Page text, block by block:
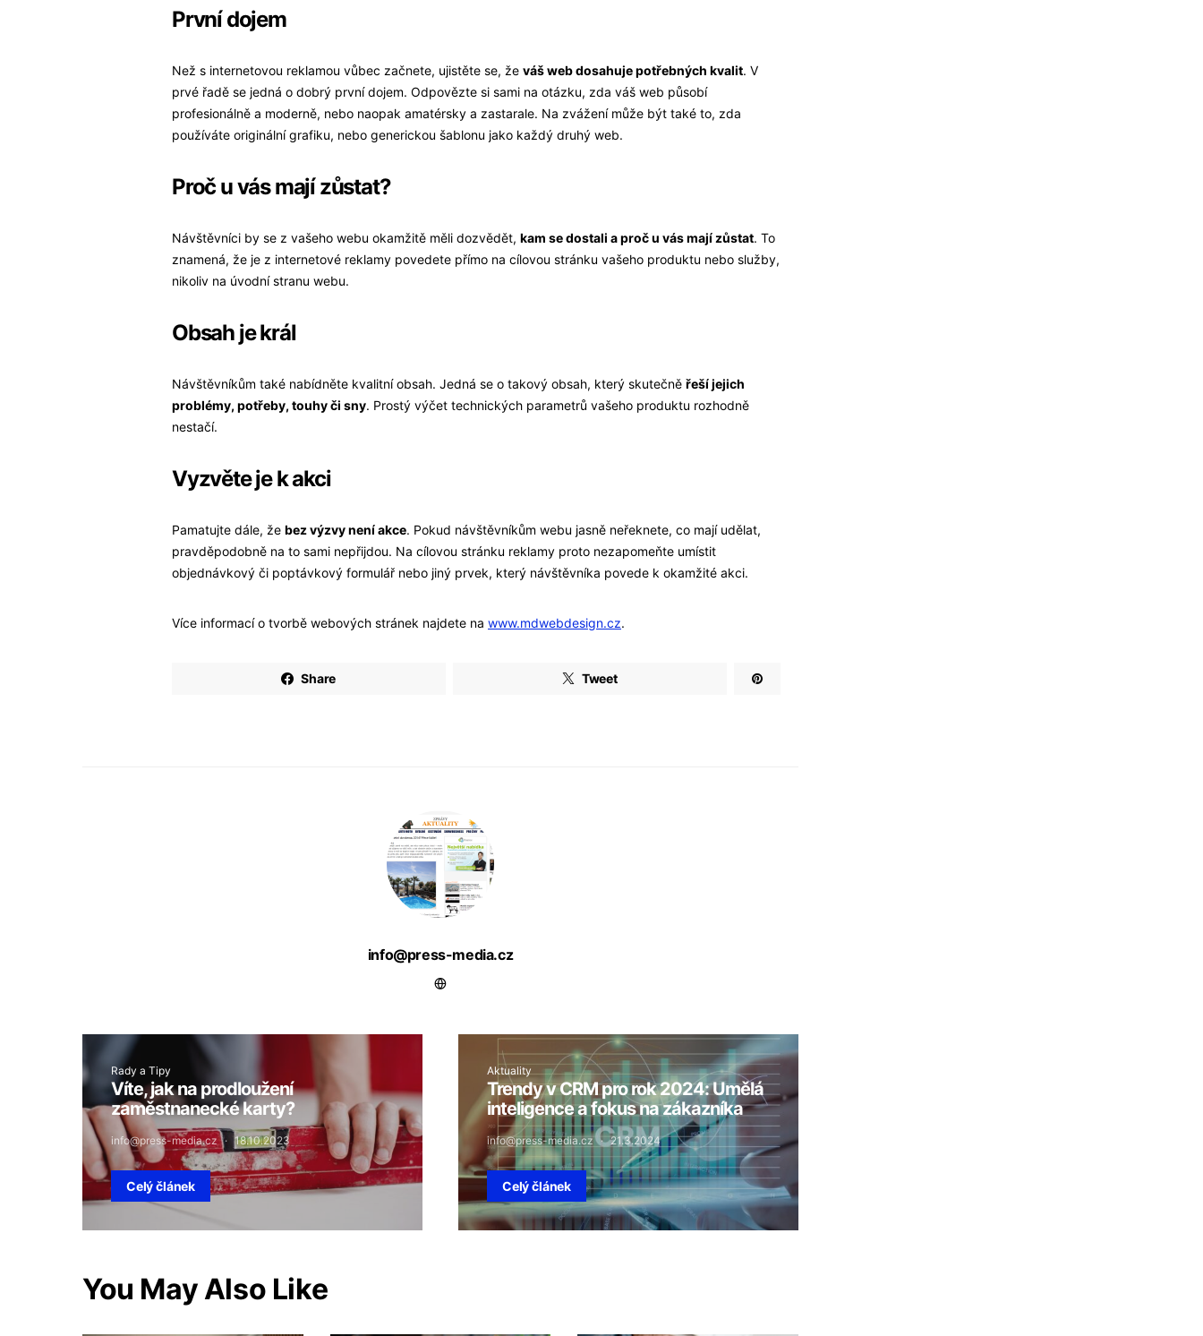
První dojem
Než s internetovou reklamou vůbec začnete, ujistěte se, že váš web dosahuje potřebných kvalit. V
prvé řadě se jedná o dobrý první dojem. Odpovězte si sami na otázku, zda váš web působí
profesionálně a moderně, nebo naopak amatérsky a zastarale. Na zvážení může být také to, zda
používáte originální grafiku, nebo generickou šablonu jako každý druhý web.
Proč u vás mají zůstat?
Návštěvníci by se z vašeho webu okamžitě měli dozvědět, kam se dostali a proč u vás mají zůstat. To
znamená, že je z internetové reklamy povedete přímo na cílovou stránku vašeho produktu nebo služby,
nikoliv na úvodní stranu webu.
Obsah je král
Návštěvníkům také nabídněte kvalitní obsah. Jedná se o takový obsah, který skutečně řeší jejich
problémy, potřeby, touhy či sny. Prostý výčet technických parametrů vašeho produktu rozhodně
nestačí.
Vyzvěte je k akci
Pamatujte dále, že bez výzvy není akce. Pokud návštěvníkům webu jasně neřeknete, co mají udělat,
pravděpodobně na to sami nepřijdou. Na cílovou stránku reklamy proto nezapomeňte umístit
objednávkový či poptávkový formulář nebo jiný prvek, který návštěvníka povede k okamžité akci.
Více informací o tvorbě webových stránek najdete na www.mdwebdesign.cz.
Share Tweet
info@press-media.cz
Rady a Tipy
Víte, jak na prodloužení
zaměstnanecké karty?
info@press-media.cz 18.10.2023
Celý článek
Aktuality
Trendy v CRM pro rok 2024: Umělá
inteligence a fokus na zákazníka
info@press-media.cz 21.3.2024
Celý článek
You May Also Like